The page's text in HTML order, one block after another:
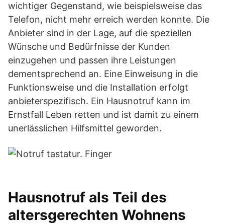
wichtiger Gegenstand, wie beispielsweise das
Telefon, nicht mehr erreich werden konnte. Die
Anbieter sind in der Lage, auf die speziellen
Wünsche und Bedürfnisse der Kunden
einzugehen und passen ihre Leistungen
dementsprechend an. Eine Einweisung in die
Funktionsweise und die Installation erfolgt
anbieterspezifisch. Ein Hausnotruf kann im
Ernstfall Leben retten und ist damit zu einem
unerlässlichen Hilfsmittel geworden.
Hausnotruf als Teil des
altersgerechten Wohnens